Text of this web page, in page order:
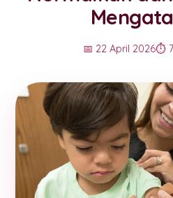
📅 22 April 2026⏱️